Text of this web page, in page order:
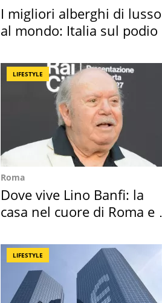
I migliori alberghi di lusso
al mondo: Italia sul podio
LIFESTYLE
Roma
Dove vive Lino Banfi: la
casa nel cuore di Roma e i
LIFESTYLE